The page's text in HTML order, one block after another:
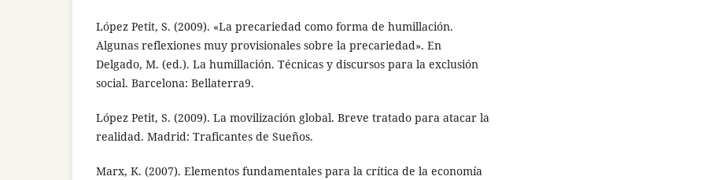
López Petit, S. (2009). «La precariedad como forma de humillación.
Algunas reflexiones muy provisionales sobre la precariedad». En
Delgado, M. (ed.). La humillación. Técnicas y discursos para la exclusión
social. Barcelona: Bellaterra9.
López Petit, S. (2009). La movilización global. Breve tratado para atacar la
realidad. Madrid: Traficantes de Sueños.
Marx, K. (2007). Elementos fundamentales para la crítica de la economía